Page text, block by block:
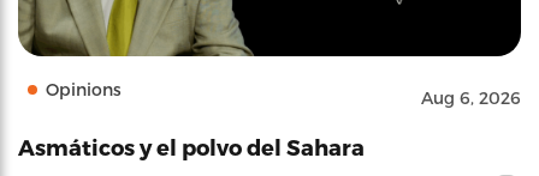
Opinions Aug 6, 2026
Asmáticos y el polvo del Sahara